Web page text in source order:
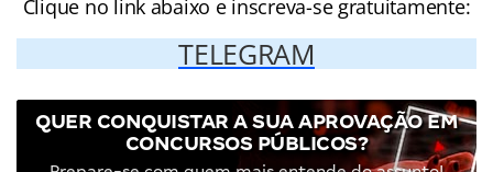
Clique no link abaixo e inscreva-se gratuitamente:
TELEGRAM
QUER CONQUISTAR A SUA APROVAÇÃO EM
CONCURSOS PÚBLICOS?